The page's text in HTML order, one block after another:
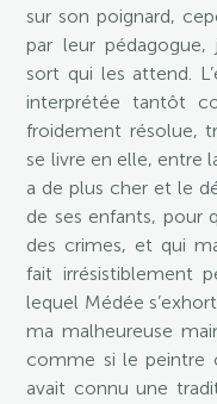
sur son poignard,
par leur
sort qui les attend.
interprétée tantôt
froidement résolue,
se livre en elle, entre
a de plus cher et le
de ses enfants, pour
des crimes, et qui
fait irrésistiblement
lequel Médée
ma malheureuse
comme si le peintre
avait connu une